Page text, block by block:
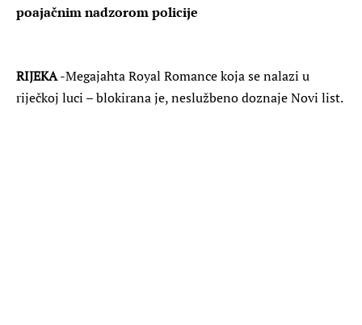
poajačnim nadzorom policije
RIJEKA-Megajahta Royal Romance koja se nalazi u
riječkoj luci – blokirana je, neslužbeno doznaje Novi list.